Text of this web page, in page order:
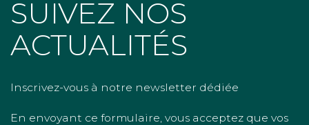
SUIVEZ NOS
ACTUALITÉS
Inscrivez-vous à notre newsletter dédiée
En envoyant ce formulaire, vous acceptez que vos